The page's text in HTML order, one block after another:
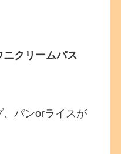
ニクリームパス
、パンorライスが